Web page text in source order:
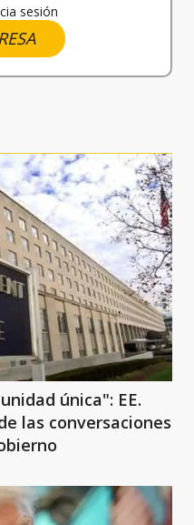
sesión
única": EE.
las conversaciones